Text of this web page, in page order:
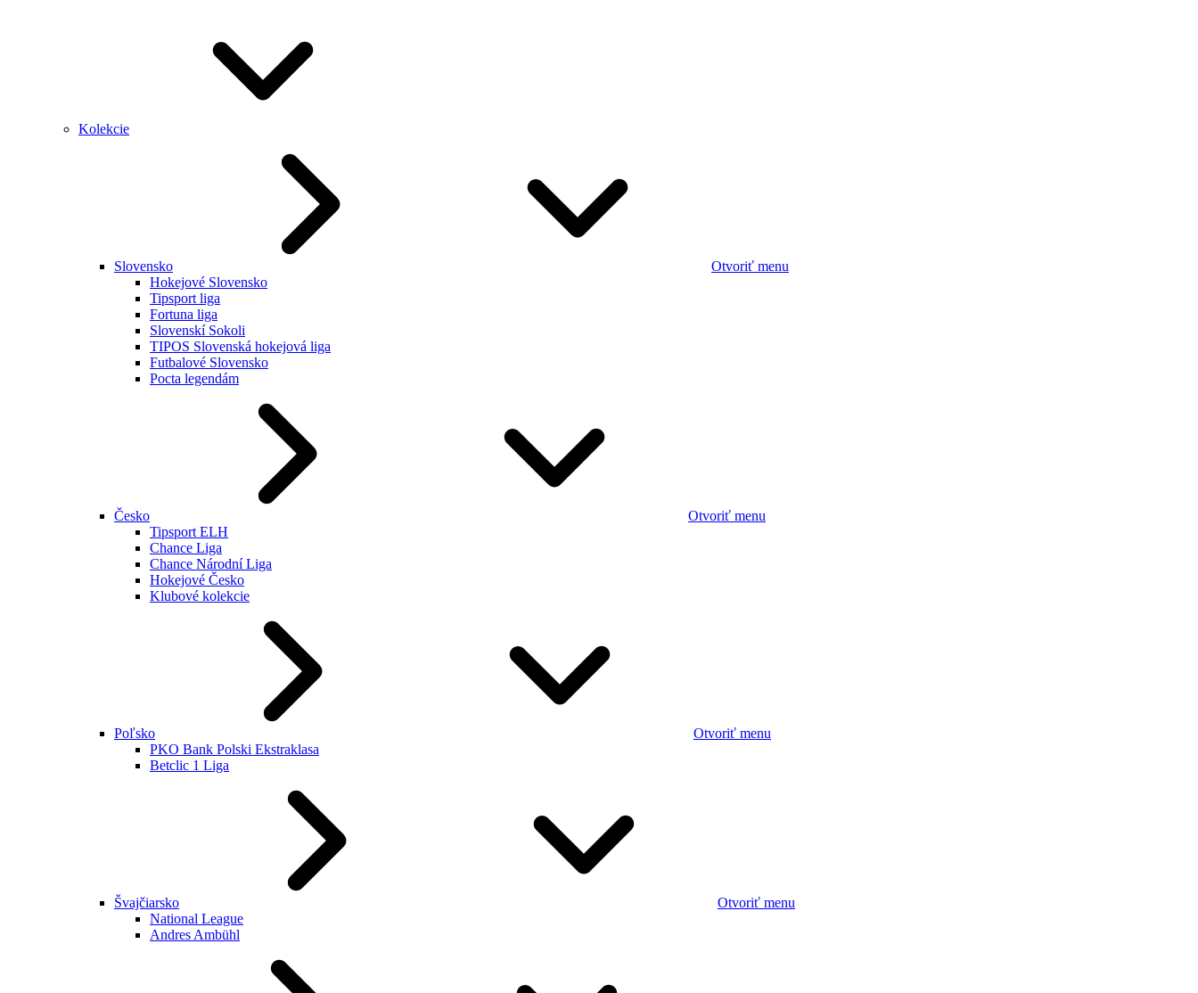
Kolekcie
Slovensko
Otvoriť menu
Hokejové Slovensko
Tipsport liga
Fortuna liga
Slovenskí Sokoli
TIPOS Slovenská hokejová liga
Futbalové Slovensko
Pocta legendám
Česko
Otvoriť menu
Tipsport ELH
Chance Liga
Chance Národní Liga
Hokejové Česko
Klubové kolekcie
Poľsko
Otvoriť menu
PKO Bank Polski Ekstraklasa
Betclic 1 Liga
Švajčiarsko
Otvoriť menu
National League
Andres Ambühl